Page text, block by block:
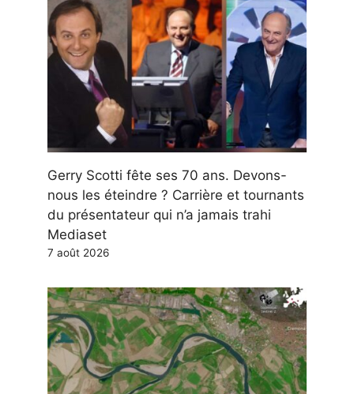
Gerry Scotti fête ses 70 ans. Devons-
nous les éteindre ? Carrière et tournants
du présentateur qui n’a jamais trahi
Mediaset
7 août 2026